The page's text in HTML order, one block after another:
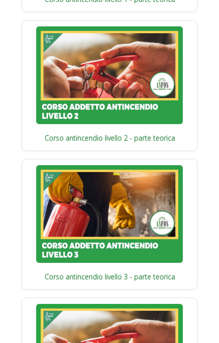
Corso antincendio livello 2 - parte teorica
Corso antincendio livello 3 - parte teorica